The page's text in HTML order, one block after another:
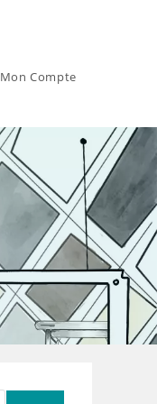
Mon Compte